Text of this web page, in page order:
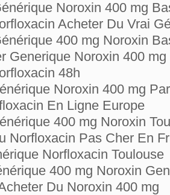
Noroxin 400 mg
Acheter Du Vrai
400 mg Noroxin
Generique Noroxin 400 mg
48h
Noroxin 400 mg
En Ligne Europe
400 mg Noroxin
Norfloxacin Pas Cher En
Norfloxacin Toulouse
400 mg Noroxin
Du Noroxin 400 mg